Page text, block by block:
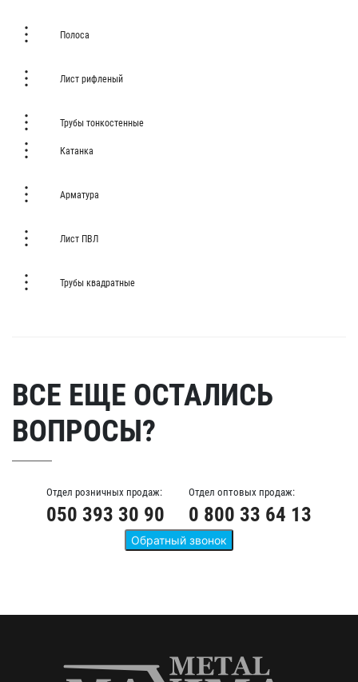
Полоса
Лист рифленый
Трубы тонкостенные
Катанка
Арматура
Лист ПВЛ
Трубы квадратные
ВСЕ ЕЩЕ ОСТАЛИСЬ
ВОПРОСЫ?
Отдел розничных продаж:
050 393 30 90
Отдел оптовых продаж:
0 800 33 64 13